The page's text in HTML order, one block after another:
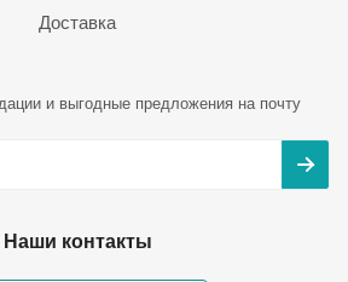
Доставка
и выгодные предложения на почту
Наши контакты